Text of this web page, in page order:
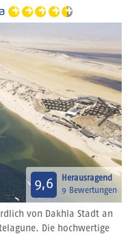
9,6
Herausragend
9 Bewertungen
von Dakhla Stadt an
Die hochwertige